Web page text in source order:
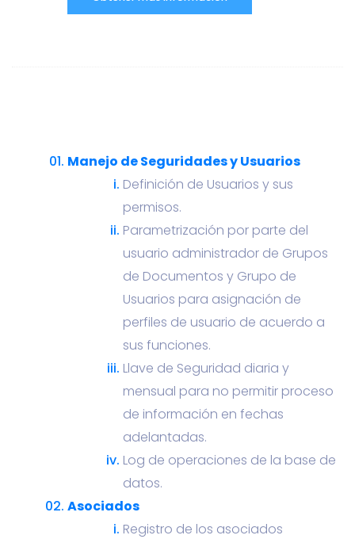
Manejo de Seguridades y Usuarios
Definición de Usuarios y sus
permisos.
Parametrización por parte del
usuario administrador de Grupos
de Documentos y Grupo de
Usuarios para asignación de
perfiles de usuario de acuerdo a
sus funciones.
Llave de Seguridad diaria y
mensual para no permitir proceso
de información en fechas
adelantadas.
Log de operaciones de la base de
datos.
Asociados
Registro de los asociados